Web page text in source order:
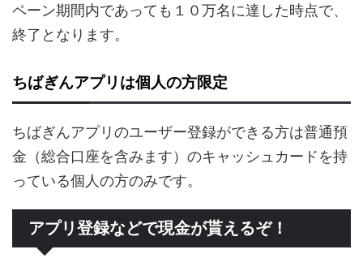
ペーン期間内であっても１０万名に達した時点で、
終了となります。
ちばぎんアプリは個人の方限定
ちばぎんアプリのユーザー登録ができる方は普通預
金（総合口座を含みます）のキャッシュカードを持
っている個人の方のみです。
アプリ登録などで現金が貰えるぞ！